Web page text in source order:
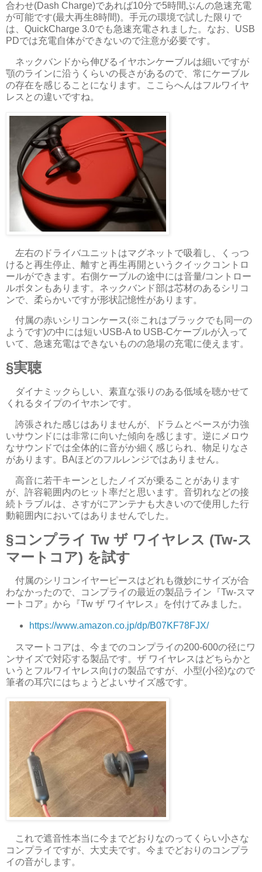
合わせ(Dash Charge)であれば10分で5時間ぶんの急速充電
が可能です(最大再生8時間)。手元の環境で試した限りで
は、QuickCharge 3.0でも急速充電されました。なお、USB
PDでは充電自体ができないので注意が必要です。
ネックバンドから伸びるイヤホンケーブルは細いですが
顎のラインに沿うくらいの長さがあるので、常にケーブル
の存在を感じることになります。ここらへんはフルワイヤ
レスとの違いですね。
左右のドライバユニットはマグネットで吸着し、くっつ
けると再生停止、離すと再生再開というクイックコントロ
ールができます。右側ケーブルの途中には音量/コントロー
ルボタンもあります。ネックバンド部は芯材のあるシリコ
ンで、柔らかいですが形状記憶性があります。
付属の赤いシリコンケース(※これはブラックでも同一の
ようです)の中には短いUSB-A to USB-Cケーブルが入って
いて、急速充電はできないものの急場の充電に使えます。
実聴
ダイナミックらしい、素直な張りのある低域を聴かせて
くれるタイプのイヤホンです。
誇張された感じはありませんが、ドラムとベースが力強
いサウンドには非常に向いた傾向を感じます。逆にメロウ
なサウンドでは全体的に音がか細く感じられ、物足りなさ
があります。BAほどのフルレンジではありません。
高音に若干キーンとしたノイズが乗ることがあります
が、許容範囲内のヒット率だと思います。音切れなどの接
続トラブルは、さすがにアンテナも大きいので使用した行
動範囲内においてはありませんでした。
コンプライ Tw ザ ワイヤレス (Tw-ス
マートコア) を試す
付属のシリコンイヤーピースはどれも微妙にサイズが合
わなかったので、コンプライの最近の製品ライン『Tw-スマ
ートコア』から『Tw ザ ワイヤレス』を付けてみました。
https://www.amazon.co.jp/dp/B07KF78FJX/
スマートコアは、今までのコンプライの200-600の径にワ
ンサイズで対応する製品です。ザ ワイヤレスはどちらかと
いうとフルワイヤレス向けの製品ですが、小型(小径)なので
筆者の耳穴にはちょうどよいサイズ感です。
これで遮音性本当に今までどおりなのってくらい小さな
コンプライですが、大丈夫です。今までどおりのコンプラ
イの音がします。